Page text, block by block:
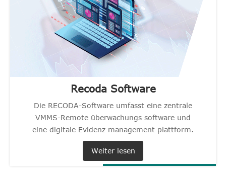
Recoda Software
Die RECODA-Software umfasst eine zentrale
VMMS-Remote überwachungs software und
eine digitale Evidenz management plattform.
Weiter lesen